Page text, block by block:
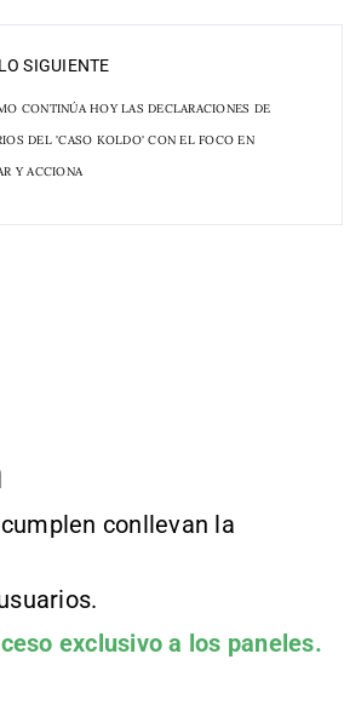
SIGUIENTE
CONTINÚA HOY LAS DECLARACIONES DE
DEL 'CASO KOLDO' CON EL FOCO EN
Y ACCIONA
conllevan la
exclusivo a los paneles.